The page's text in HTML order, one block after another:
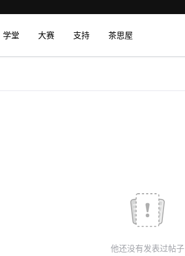
学堂 大赛 支持 茶思屋
他还没有发表过帖子